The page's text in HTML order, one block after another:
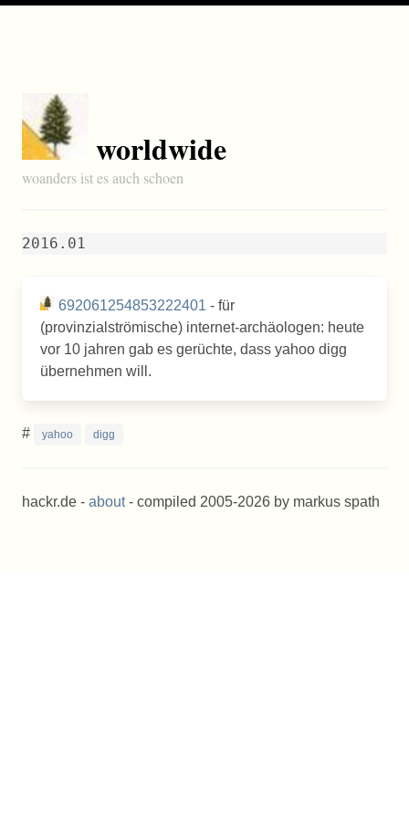
worldwide
woanders ist es auch schoen
2016.01
692061254853222401 - für
(provinzialströmische) internet-archäologen: heute
vor 10 jahren gab es gerüchte, dass yahoo digg
übernehmen will.
# yahoo digg
hackr.de - about- compiled 2005-2026 by markus spath